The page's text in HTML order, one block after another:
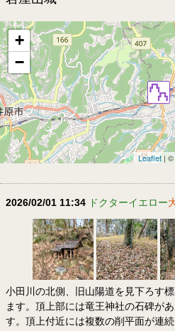
+
−
Leaflet | ©
2026/02/01 11:34 ドクターイエロー
小田川の北側、旧山陽道を見下ろす
ます。頂上部には竜王神社の石碑が
す。頂上付近には複数の削平面が連